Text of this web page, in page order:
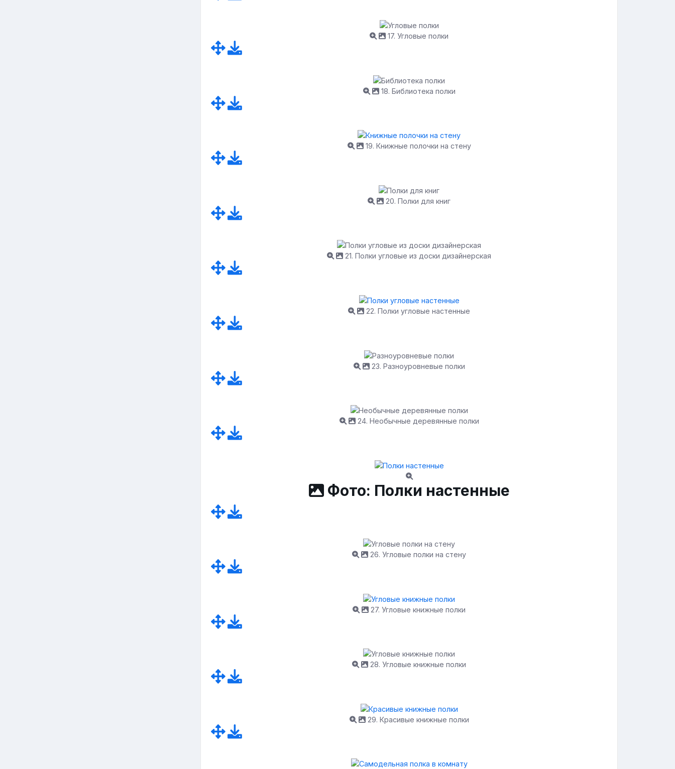
17. Угловые полки
18. Библиотека полки
19. Книжные полочки на стену
20. Полки для книг
21. Полки угловые из доски дизайнерская
22. Полки угловые настенные
23. Разноуровневые полки
24. Необычные деревянные полки
Фото: Полки настенные
26. Угловые полки на стену
27. Угловые книжные полки
28. Угловые книжные полки
29. Красивые книжные полки